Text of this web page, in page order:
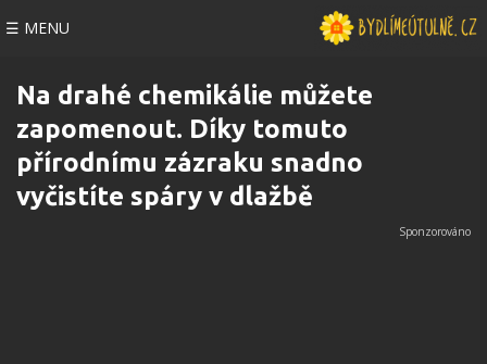
☰ MENU
Na drahé chemikálie můžete
zapomenout. Díky tomuto
přírodnímu zázraku snadno
vyčistíte spáry v dlažbě